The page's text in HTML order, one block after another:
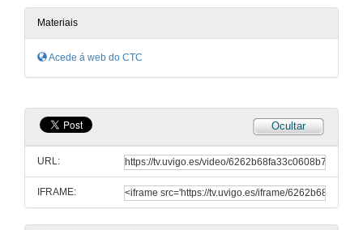
Materiais
Acede á web do CTC
Ocultar
URL:
IFRAME:
10 de maio de 2022
Clausura segunda sesión (Miralles)